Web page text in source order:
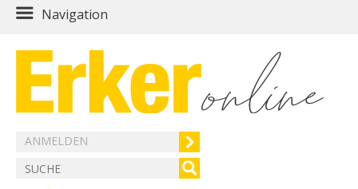
Navigation
ANMELDEN